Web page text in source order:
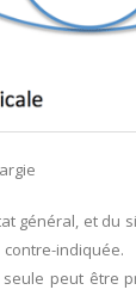
général, et du
peut être